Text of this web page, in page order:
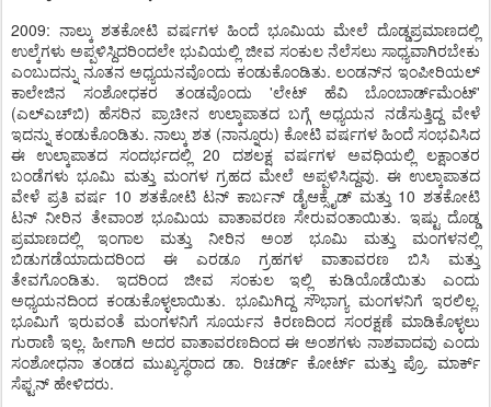
2009: ನಾಲ್ಕು ಶತಕೋಟಿ ವರ್ಷಗಳ ಹಿಂದೆ ಭೂಮಿಯ ಮೇಲೆ ದೊಡ್ಡಪ್ರಮಾಣದಲ್ಲಿ
ಉಲ್ಕೆಗಳು ಅಪ್ಪಳಿಸ್ದಿದರಿಂದಲೇ ಭುವಿಯಲ್ಲಿ ಜೀವ ಸಂಕುಲ ನೆಲೆಸಲು ಸಾಧ್ಯವಾಗಿರಬೇಕು
ಎಂಬುದನ್ನು ನೂತನ ಅಧ್ಯಯನವೊಂದು ಕಂಡುಕೊಂಡಿತು. ಲಂಡನ್‌ನ ಇಂಪೀರಿಯಲ್
ಕಾಲೇಜಿನ ಸಂಶೋಧಕರ ತಂಡವೊಂದು 'ಲೇಟ್ ಹೆವಿ ಬೊಂಬಾರ್ಡ್‌ಮೆಂಟ್'
(ಎಲ್‌ಎಚ್‌ಬಿ) ಹೆಸರಿನ ಪ್ರಾಚೀನ ಉಲ್ಕಾಪಾತದ ಬಗ್ಗೆ ಅಧ್ಯಯನ ನಡೆಸುತ್ತಿದ್ದ ವೇಳೆ
ಇದನ್ನು ಕಂಡುಕೊಂಡಿತು. ನಾಲ್ಕು ಶತ (ನಾನ್ನೂರು) ಕೋಟಿ ವರ್ಷಗಳ ಹಿಂದೆ ಸಂಭವಿಸಿದ
ಈ ಉಲ್ಕಾಪಾತದ ಸಂದರ್ಭದಲ್ಲಿ 20 ದಶಲಕ್ಷ ವರ್ಷಗಳ ಅವಧಿಯಲ್ಲಿ ಲಕ್ಷಾಂತರ
ಬಂಡೆಗಳು ಭೂಮಿ ಮತ್ತು ಮಂಗಳ ಗ್ರಹದ ಮೇಲೆ ಅಪ್ಪಳಿಸಿದ್ದವು. ಈ ಉಲ್ಕಾಪಾತದ
ವೇಳೆ ಪ್ರತಿ ವರ್ಷ 10 ಶತಕೋಟಿ ಟನ್ ಕಾರ್ಬನ್ ಡೈಆಕ್ಸೈಡ್ ಮತ್ತು 10 ಶತಕೋಟಿ
ಟನ್ ನೀರಿನ ತೇವಾಂಶ ಭೂಮಿಯ ವಾತಾವರಣ ಸೇರುವಂತಾಯಿತು. ಇಷ್ಟು ದೊಡ್ಡ
ಪ್ರಮಾಣದಲ್ಲಿ ಇಂಗಾಲ ಮತ್ತು ನೀರಿನ ಅಂಶ ಭೂಮಿ ಮತ್ತು ಮಂಗಳನಲ್ಲಿ
ಬಿಡುಗಡೆಯಾದುದರಿಂದ ಈ ಎರಡೂ ಗ್ರಹಗಳ ವಾತಾವರಣ ಬಿಸಿ ಮತ್ತು
ತೇವಗೊಂಡಿತು. ಇದರಿಂದ ಜೀವ ಸಂಕುಲ ಇಲ್ಲಿ ಕುಡಿಯೊಡೆಯಿತು ಎಂದು
ಅಧ್ಯಯನದಿಂದ ಕಂಡುಕೊಳ್ಳಲಾಯಿತು. ಭೂಮಿಗಿದ್ದ ಸೌಭಾಗ್ಯ ಮಂಗಳನಿಗೆ ಇರಲಿಲ್ಲ.
ಭೂಮಿಗೆ ಇರುವಂತೆ ಮಂಗಳನಿಗೆ ಸೂರ್ಯನ ಕಿರಣದಿಂದ ಸಂರಕ್ಷಣೆ ಮಾಡಿಕೊಳ್ಳಲು
ಗುರಾಣಿ ಇಲ್ಲ. ಹೀಗಾಗಿ ಅದರ ವಾತಾವರಣದಿಂದ ಈ ಅಂಶಗಳು ನಾಶವಾದವು ಎಂದು
ಸಂಶೋಧನಾ ತಂಡದ ಮುಖ್ಯಸ್ಥರಾದ ಡಾ. ರಿಚರ್ಡ್ ಕೋರ್ಟ್ ಮತ್ತು ಪ್ರೊ. ಮಾರ್ಕ್
ಸೆಫ್ಟನ್ ಹೇಳಿದರು.